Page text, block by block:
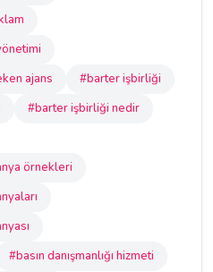
ajans
#barter işbirliği
#barter işbirliği nedir
örnekleri
#basın danışmanlığı hizmeti